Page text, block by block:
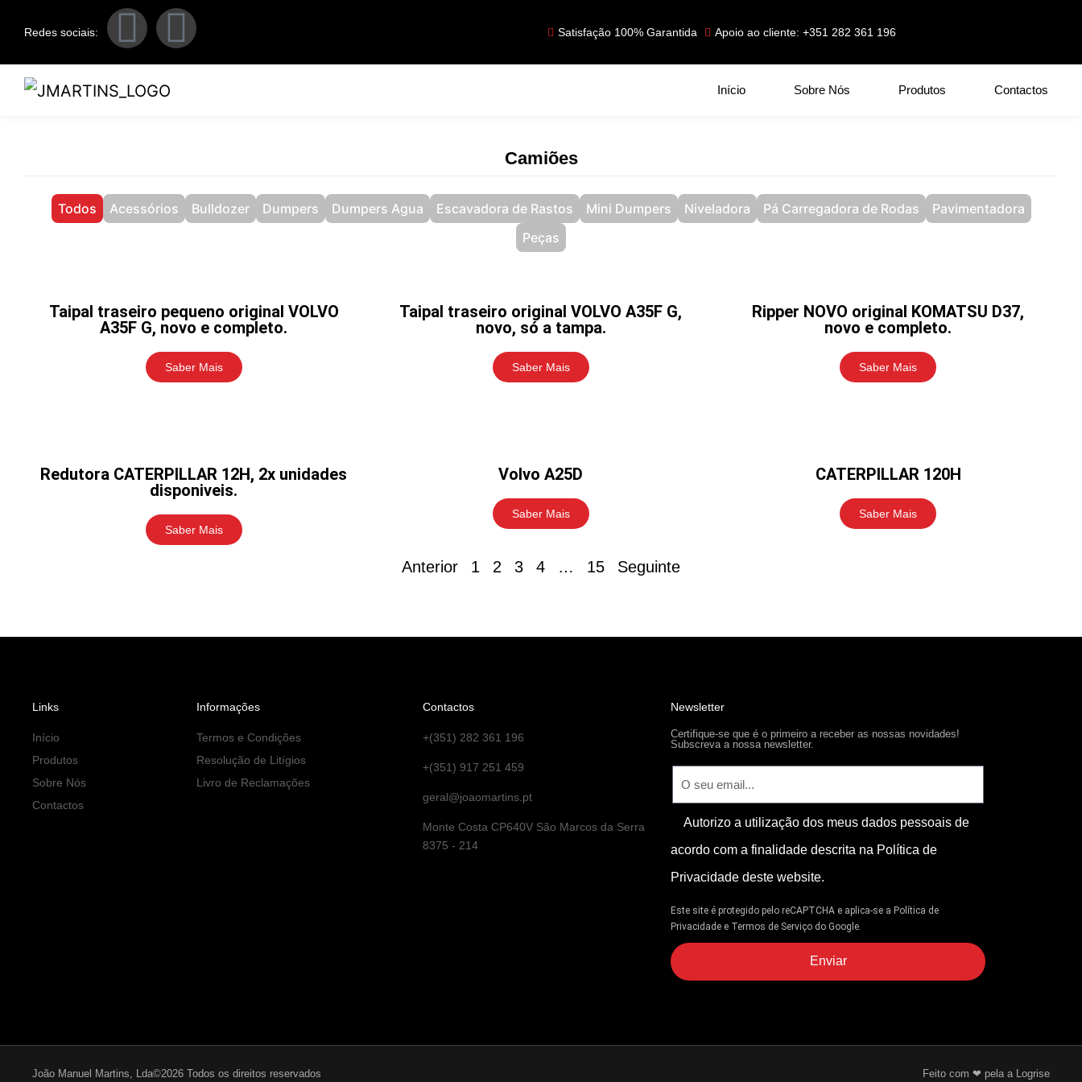
Redes sociais: Satisfação 100% Garantida Apoio ao cliente: +351 282 361 196
Início Sobre Nós Produtos Contactos
Camiões
Acessórios Bulldozer Dumpers Dumpers Agua Escavadora de Rastos Mini Dumpers Niveladora Pá Carregadora de Rodas
Pavimentadora
Peças
Todos
Taipal traseiro pequeno original VOLVO
A35F G, novo e completo.
Saber Mais
Taipal traseiro original VOLVO A35F G,
novo, só a tampa.
Saber Mais
Ripper NOVO original KOMATSU D37,
novo e completo.
Saber Mais
Redutora CATERPILLAR 12H, 2x unidades
disponiveis.
Saber Mais
Volvo A25D
Saber Mais
CATERPILLAR 120H
Saber Mais
Anterior 1 2 3 4 … 15 Seguinte
Links
Início
Produtos
Sobre Nós
Contactos
Informações
Termos e Condições
Resolução de Litígios
Livro de Reclamações
Contactos
+(351) 282 361 196
+(351) 917 251 459
geral@joaomartins.pt
Monte Costa CP640V São Marcos da Serra
8375 - 214
Newsletter
Certifique-se que é o primeiro a receber as nossas novidades!
Subscreva a nossa newsletter.
Autorizo a utilização dos meus dados pessoais de
acordo com a finalidade descrita na Política de
Privacidade deste website.
Este site é protegido pelo reCAPTCHA e aplica-se a Política de
Privacidade e Termos de Serviço do Google.
Enviar
João Manuel Martins, Lda©2026 Todos os direitos reservados Feito com ❤ pela a Logrise